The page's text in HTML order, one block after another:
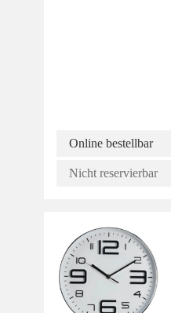
Online bestellbar
Nicht reservierbar